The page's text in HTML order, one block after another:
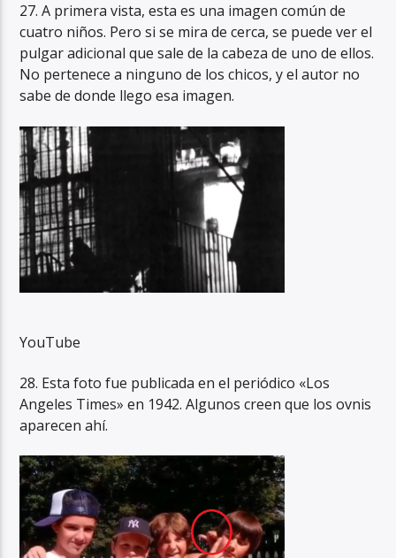
27. A primera vista, esta es una imagen común de
cuatro niños. Pero si se mira de cerca, se puede ver el
pulgar adicional que sale de la cabeza de uno de ellos.
No pertenece a ninguno de los chicos, y el autor no
sabe de donde llego esa imagen.
YouTube
28. Esta foto fue publicada en el periódico «Los
Angeles Times» en 1942. Algunos creen que los ovnis
aparecen ahí.